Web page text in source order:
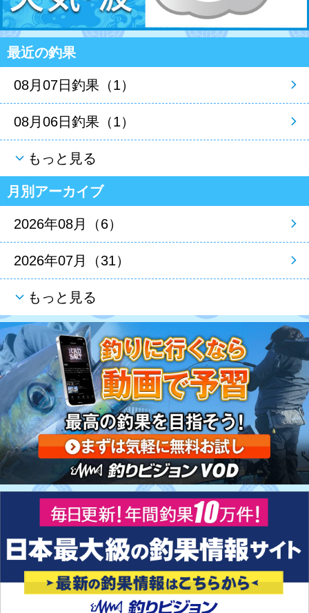
最近の釣果
08月07日釣果（1）
08月06日釣果（1）
もっと見る
月別アーカイブ
2026年08月（6）
2026年07月（31）
もっと見る